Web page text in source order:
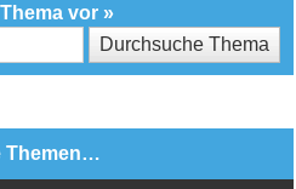
vor »
Themen…